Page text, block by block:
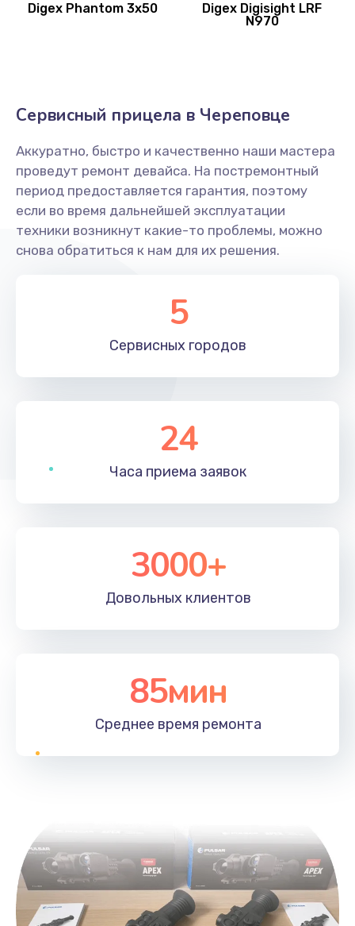
Digex Phantom 3x50
Digex Digisight LRF
N970
Сервисный прицела в Череповце
Аккуратно, быстро и качественно наши мастера
проведут ремонт девайса. На постремонтный
период предоставляется гарантия, поэтому
если во время дальнейшей эксплуатации
техники возникнут какие-то проблемы, можно
снова обратиться к нам для их решения.
5
Сервисных городов
24
Часа приема заявок
3000+
Довольных клиентов
85мин
Среднее время ремонта